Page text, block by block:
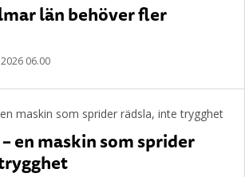
län behöver fler
06.00
– en maskin som sprider